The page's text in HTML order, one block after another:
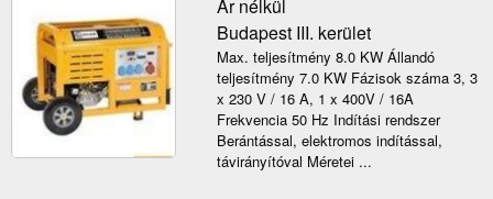
Ár nélkül
Budapest III. kerület
Max. teljesítmény 8.0 KW Állandó
teljesítmény 7.0 KW Fázisok száma 3, 3
x 230 V / 16 A, 1 x 400V / 16A
Frekvencia 50 Hz Indítási rendszer
Berántással, elektromos indítással,
távirányítóval Méretei ...